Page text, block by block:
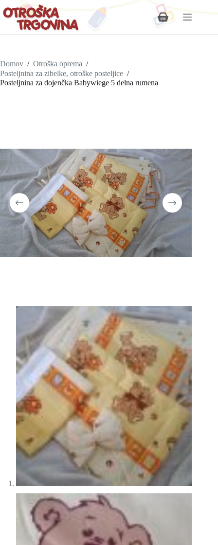
Shopping
Domov / Otroška oprema /
Posteljnina za zibelke, otroške posteljice /
Posteljnina za dojenčka Babywiege 5 delna rumena